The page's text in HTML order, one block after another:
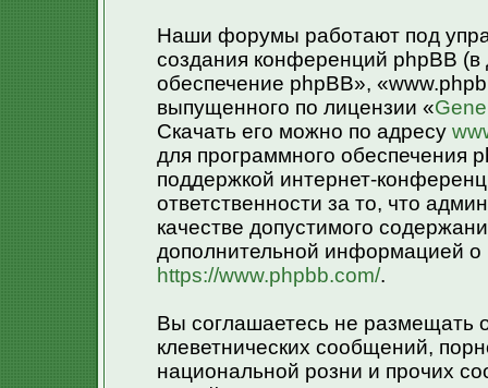
Наши форумы работают под
создания конференций phpBB
обеспечение phpBB»,
выпущенного по лицензии «
Скачать его можно по адресу
для программного обеспечения
поддержкой интернет-
ответственности за то, что
качестве допустимого
дополнительной информацией
https://www.phpbb.com/.
Вы соглашаетесь не размещать
клеветнических сообщений,
национальной розни и прочих